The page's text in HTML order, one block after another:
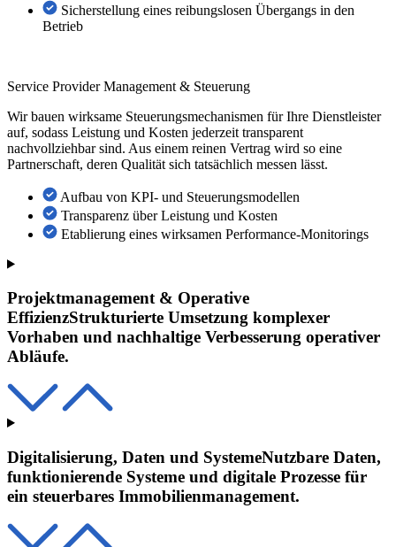
Sicherstellung eines reibungslosen Übergangs in den
Betrieb
Service Provider Management & Steuerung
Wir bauen wirksame Steuerungsmechanismen für Ihre Dienstleister
auf, sodass Leistung und Kosten jederzeit transparent
nachvollziehbar sind. Aus einem reinen Vertrag wird so eine
Partnerschaft, deren Qualität sich tatsächlich messen lässt.
Aufbau von KPI- und Steuerungsmodellen
Transparenz über Leistung und Kosten
Etablierung eines wirksamen Performance-Monitorings
Projektmanagement & Operative
EffizienzStrukturierte Umsetzung komplexer
Vorhaben und nachhaltige Verbesserung operativer
Abläufe.
Digitalisierung, Daten und SystemeNutzbare Daten,
funktionierende Systeme und digitale Prozesse für
ein steuerbares Immobilienmanagement.